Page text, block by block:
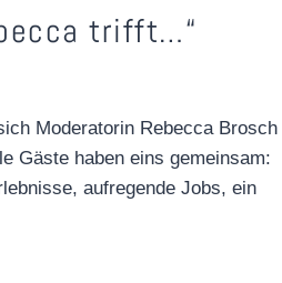
trifft…“
Moderatorin Rebecca Brosch
Gäste haben eins gemeinsam:
aufregende Jobs, ein